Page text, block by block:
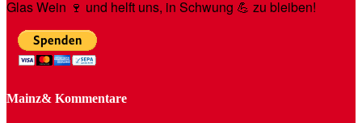
Glas Wein 🍷 und helft uns, in Schwung 💪 zu bleiben!
Mainz& Kommentare